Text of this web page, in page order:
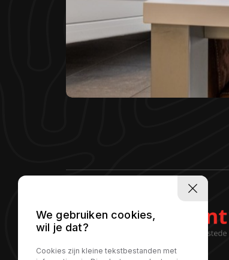
We gebruiken cookies,
wil je dat?
Cookies zijn kleine tekstbestanden met